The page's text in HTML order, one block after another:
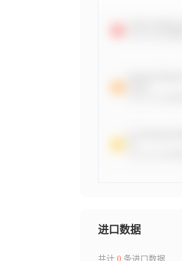
进口数据
共计 0条进口数据